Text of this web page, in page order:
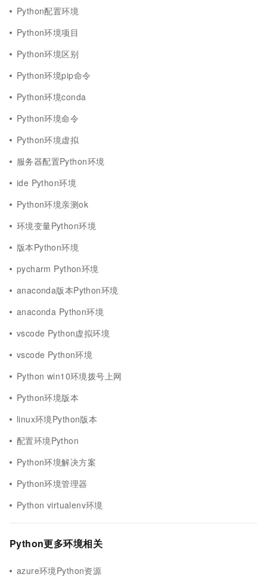
Python配置环境
Python环境项目
Python环境区别
Python环境pip命令
Python环境conda
Python环境命令
Python环境虚拟
服务器配置Python环境
ide Python环境
Python环境亲测ok
环境变量Python环境
版本Python环境
pycharm Python环境
anaconda版本Python环境
anaconda Python环境
vscode Python虚拟环境
vscode Python环境
Python win10环境拨号上网
Python环境版本
linux环境Python版本
配置环境Python
Python环境解决方案
Python环境管理器
Python virtualenv环境
Python更多环境相关
azure环境Python资源